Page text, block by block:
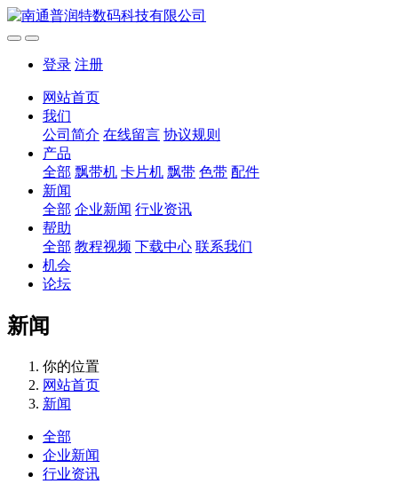
登录 注册
网站首页
我们
公司简介 在线留言 协议规则
产品
全部 飘带机 卡片机 飘带 色带 配件
新闻
全部 企业新闻 行业资讯
帮助
全部 教程视频 下载中心 联系我们
机会
论坛
新闻
你的位置
网站首页
新闻
全部
企业新闻
行业资讯